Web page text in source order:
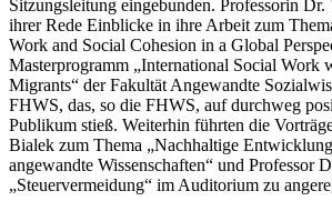
Sitzungsleitung eingebunden. Professorin
ihrer Rede Einblicke in ihre Arbeit zum
Work and Social Cohesion in a Global
Masterprogramm „International Social Work
Migrants“ der Fakultät Angewandte
FHWS, das, so die FHWS, auf durchweg
Publikum stieß. Weiterhin führten die
Bialek zum Thema „Nachhaltige
angewandte Wissenschaften“ und Professor
„Steuervermeidung“ im Auditorium zu